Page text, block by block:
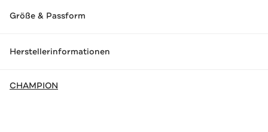
Größe & Passform
Herstellerinformationen
CHAMPION